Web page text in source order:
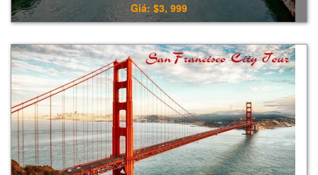
Giá: $3, 999